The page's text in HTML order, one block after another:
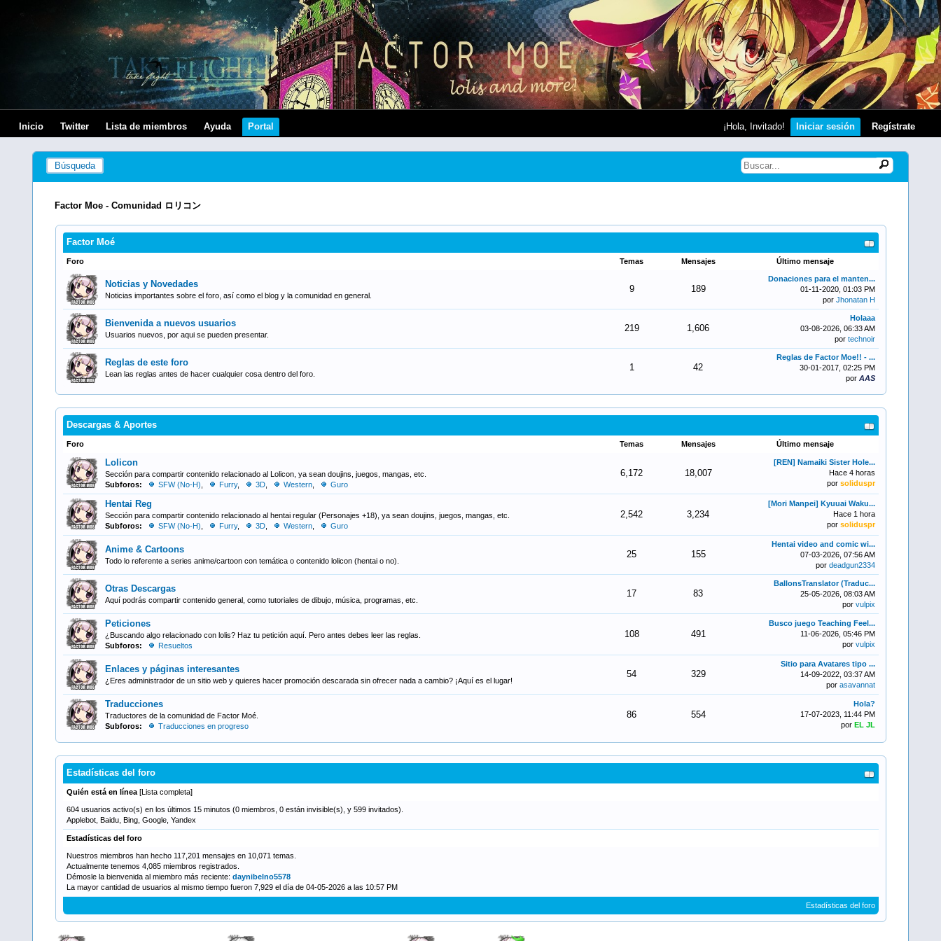
Inicio Twitter Lista de miembros Ayuda Portal ¡Hola, Invitado! Iniciar sesión Regístrate
Búsqueda
Factor Moe - Comunidad ロリコン
Factor Moé
Foro Temas Mensajes Último mensaje
Noticias y Novedades
Noticias importantes sobre el foro, así como el blog y la comunidad en general.
9 189
Donaciones para el manten...
01-11-2020, 01:03 PM
por Jhonatan H
Bienvenida a nuevos usuarios
Usuarios nuevos, por aqui se pueden presentar.
219 1,606
Holaaa
03-08-2026, 06:33 AM
por technoir
Reglas de este foro
Lean las reglas antes de hacer cualquier cosa dentro del foro.
1 42
Reglas de Factor Moe!! - ...
30-01-2017, 02:25 PM
por AAS
Descargas & Aportes
Foro Temas Mensajes Último mensaje
Lolicon
Sección para compartir contenido relacionado al Lolicon, ya sean doujins, juegos, mangas, etc.
Subforos:
SFW (No-H) Furry, 3D, Western, Guro
6,172 18,007
[REN] Namaiki Sister Hole...
Hace 4 horas
por soliduspr
Hentai Reg
Sección para compartir contenido relacionado al hentai regular (Personajes +18), ya sean doujins, juegos, mangas, etc.
Subforos:
SFW (No-H) Furry, 3D, Western, Guro
2,542 3,234
[Mori Manpei] Kyuuai Waku...
Hace 1 hora
por soliduspr
Anime & Cartoons
Todo lo referente a series anime/cartoon con temática o contenido lolicon (hentai o no).
25 155
Hentai video and comic wi...
07-03-2026, 07:56 AM
por deadgun2334
Otras Descargas
Aquí podrás compartir contenido general, como tutoriales de dibujo, música, programas, etc.
17 83
BallonsTranslator (Traduc...
25-05-2026, 08:03 AM
por vulpix
Peticiones
¿Buscando algo relacionado con lolis? Haz tu petición aquí. Pero antes debes leer las reglas.
Subforos:
Resueltos
108 491
Busco juego Teaching Feel...
11-06-2026, 05:46 PM
por vulpix
Enlaces y páginas interesantes
¿Eres administrador de un sitio web y quieres hacer promoción descarada sin ofrecer nada a cambio? ¡Aquí es el lugar!
54 329
Sitio para Avatares tipo ...
14-09-2022, 03:37 AM
por asavannat
Traducciones
Traductores de la comunidad de Factor Moé.
Subforos:
Traducciones en progreso
86 554
Hola?
17-07-2023, 11:44 PM
por EL JL
Estadísticas del foro
Quién está en línea[Lista completa]
604 usuarios activo(s) en los últimos 15 minutos (0 miembros, 0 están invisible(s), y 599 invitados).
Applebot, Baidu, Bing, Google, Yandex
Estadísticas del foro
Nuestros miembros han hecho 117,201 mensajes en 10,071 temas.
Actualmente tenemos 4,085 miembros registrados.
Démosle la bienvenida al miembro más reciente: daynibelno5578
La mayor cantidad de usuarios al mismo tiempo fueron 7,929 el día de 04-05-2026 a las 10:57 PM
Estadísticas del foro